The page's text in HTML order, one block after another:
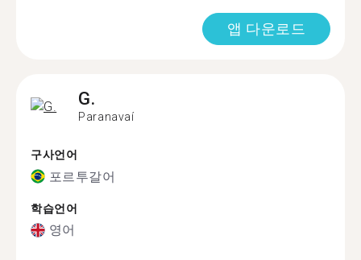
앱 다운로드
G.
Paranavaí
구사언어
포르투갈어
학습언어
영어